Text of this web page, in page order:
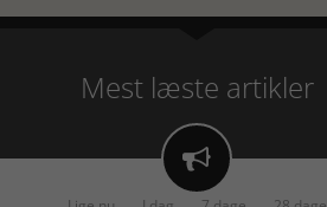
Mest læste artikler
